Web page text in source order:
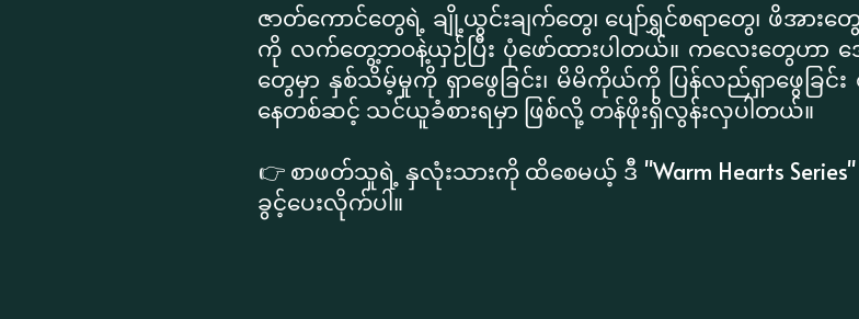
ဇာတ်ကောင်တွေရဲ့ ချို့ယွင်းချက်တွေ၊ ပျော်ရွှင်စရာတွေ၊ ဖိအားတွ
ကို လက်တွေ့ဘဝနဲ့ယှဉ်ပြီး ပုံဖော်ထားပါတယ်။ ကလေးတွေဟာ အေ
တွေမှာ နှစ်သိမ့်မှုကို ရှာဖွေခြင်း၊ မိမိကိုယ်ကို ပြန်လည်ရှာဖွေခြ
နေတစ်ဆင့် သင်ယူခံစားရမှာ ဖြစ်လို့ တန်ဖိုးရှိလွန်းလှပါတယ်။
​👉 စာဖတ်သူရဲ့ နှလုံးသားကို ထိစေမယ့် ဒီ "Warm Hearts
ခွင့်ပေးလိုက်ပါ။